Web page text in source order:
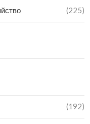
(225)
(192)